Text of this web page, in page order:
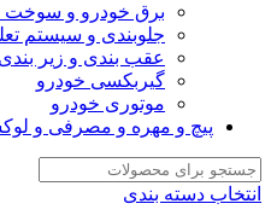
برق خودرو و سوخت
جلوبندی و سیستم
عقب بندی و زیر بندی
گیربکسی خودرو
موتوری خودرو
پیچ و مهره و مصرفی و
انتخاب دسته بندی